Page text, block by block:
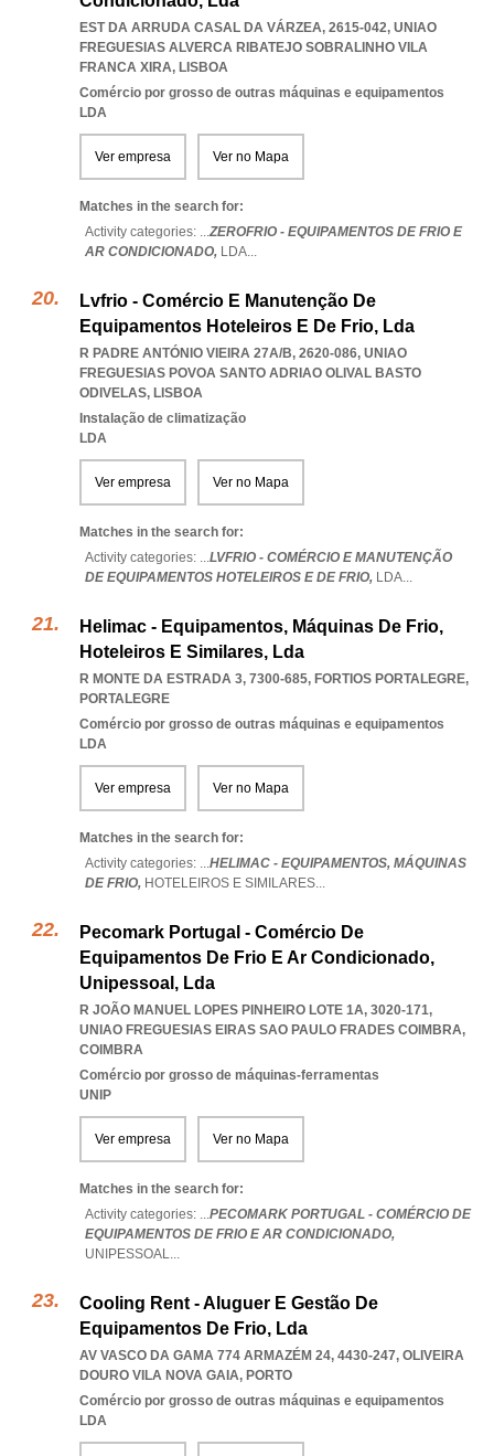
EST DA ARRUDA CASAL DA VÁRZEA, 2615-042, UNIAO
FREGUESIAS ALVERCA RIBATEJO SOBRALINHO VILA
FRANCA XIRA, LISBOA
Comércio por grosso de outras máquinas e equipamentos
LDA
Ver empresa Ver no Mapa
Matches in the search for:
Activity categories: ...ZEROFRIO - EQUIPAMENTOS DE FRIO E
AR CONDICIONADO, LDA...
Lvfrio - Comércio E Manutenção De
Equipamentos Hoteleiros E De Frio, Lda
R PADRE ANTÓNIO VIEIRA 27A/B, 2620-086, UNIAO
FREGUESIAS POVOA SANTO ADRIAO OLIVAL BASTO
ODIVELAS, LISBOA
Instalação de climatização
LDA
Ver empresa Ver no Mapa
Matches in the search for:
Activity categories: ...LVFRIO - COMÉRCIO E MANUTENÇÃO
DE EQUIPAMENTOS HOTELEIROS E DE FRIO, LDA...
Helimac - Equipamentos, Máquinas De Frio,
Hoteleiros E Similares, Lda
R MONTE DA ESTRADA 3, 7300-685, FORTIOS PORTALEGRE,
PORTALEGRE
Comércio por grosso de outras máquinas e equipamentos
LDA
Ver empresa Ver no Mapa
Matches in the search for:
Activity categories: ...HELIMAC - EQUIPAMENTOS, MÁQUINAS
DE FRIO, HOTELEIROS E SIMILARES...
Pecomark Portugal - Comércio De
Equipamentos De Frio E Ar Condicionado,
Unipessoal, Lda
R JOÃO MANUEL LOPES PINHEIRO LOTE 1A, 3020-171,
UNIAO FREGUESIAS EIRAS SAO PAULO FRADES COIMBRA,
COIMBRA
Comércio por grosso de máquinas-ferramentas
UNIP
Ver empresa Ver no Mapa
Matches in the search for:
Activity categories: ...PECOMARK PORTUGAL - COMÉRCIO DE
EQUIPAMENTOS DE FRIO E AR CONDICIONADO,
UNIPESSOAL...
Cooling Rent - Aluguer E Gestão De
Equipamentos De Frio, Lda
AV VASCO DA GAMA 774 ARMAZÉM 24, 4430-247, OLIVEIRA
DOURO VILA NOVA GAIA, PORTO
Comércio por grosso de outras máquinas e equipamentos
LDA